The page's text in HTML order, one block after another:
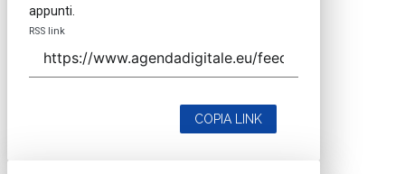
appunti.
RSS link
COPIA LINK